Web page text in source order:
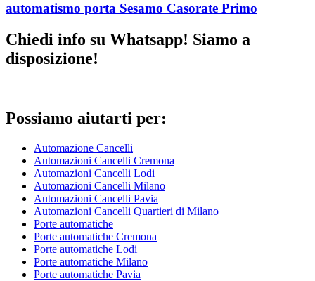
automatismo porta Sesamo Casorate Primo
Chiedi info su Whatsapp! Siamo a
disposizione!
Possiamo aiutarti per:
Automazione Cancelli
Automazioni Cancelli Cremona
Automazioni Cancelli Lodi
Automazioni Cancelli Milano
Automazioni Cancelli Pavia
Automazioni Cancelli Quartieri di Milano
Porte automatiche
Porte automatiche Cremona
Porte automatiche Lodi
Porte automatiche Milano
Porte automatiche Pavia